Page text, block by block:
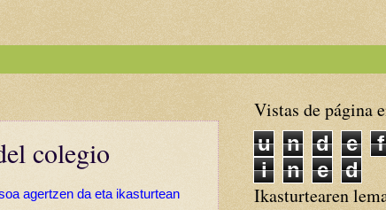
colegio
agertzen da eta ikasturtean
Vistas de página
u
n d e
f
i
n e
d
Ikasturtearen